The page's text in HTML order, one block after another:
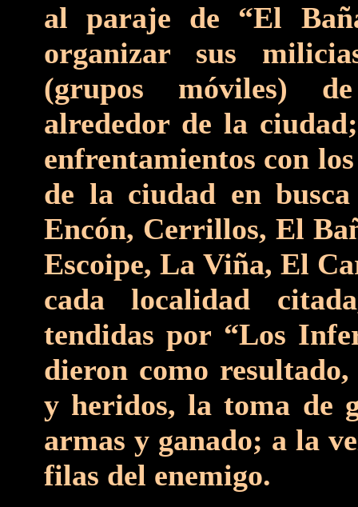
al paraje de “El
organizar sus
(grupos móviles)
alrededor de la
enfrentamientos con
de la ciudad en
Encón, Cerrillos, El
Escoipe, La Viña, El
cada localidad
tendidas por “Los
dieron como
y heridos, la toma de
armas y ganado; a la
filas del enemigo.